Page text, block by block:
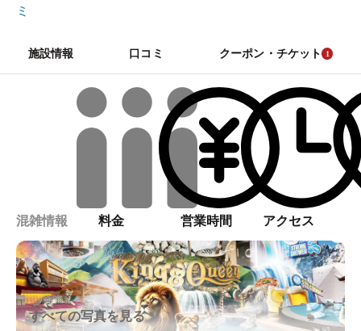
ミ
施設情報 口コミ クーポン・チケット 1
混雑情報 料金 営業時間 アクセス
すべての写真を見る